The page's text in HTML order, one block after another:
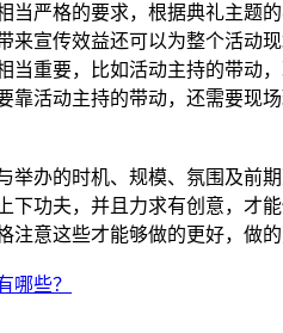
严格的要求，根据典礼主题
宣传效益还可以为整个活动
当重要，比如活动主持的带动
靠活动主持的带动，还需要现
办的时机、规模、氛围及前
下功夫，并且力求有创意，才
意这些才能够做的更好，做的
哪些？